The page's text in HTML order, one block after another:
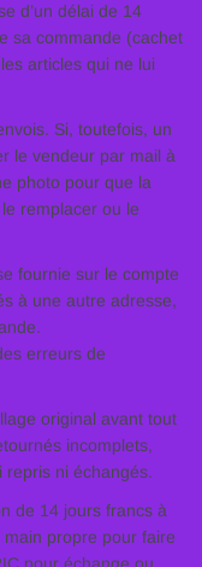
d’un délai de 14
sa commande (cachet
articles qui ne lui
Si, toutefois, un
le vendeur par mail à
photo pour que la
remplacer ou le
fournie sur le compte
à une autre adresse,
erreurs de
original avant tout
incomplets,
repris ni échangés.
de 14 jours francs à
propre pour faire